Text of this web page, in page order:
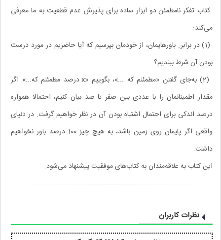
کتاب تفکر نامطمئندو ابزار ساده برای پذیرش عدم قطعیت به ما معرفی
می‌کند:
(1) در برابر ِ باورهایمان، از خودمان بپرسیم که آیا حاضریم در مورد درست
بودن آن شرط ببندیم؟
(2) به‌جای گفتن «مطمئنم که ...»، بگوییم «x درصد مطمئنم که...» اگر
مقدار اطمینانمان را با عددی بین صفر تا صد بیان کنیم، احتمالا همواره
درصد اندکی برای احتمال اشتباه بودن آن در نظر خواهیم گرفت. در دنیای
واقعی اگر پایمان روی زمین باشد، به هیچ چیز 100 درصد باور نخواهیم
داشت.
این کتاب به علاقه‌مندان به کتاب‌های موفقیت پیشنهاد می‌شود.
نظرات کاربران